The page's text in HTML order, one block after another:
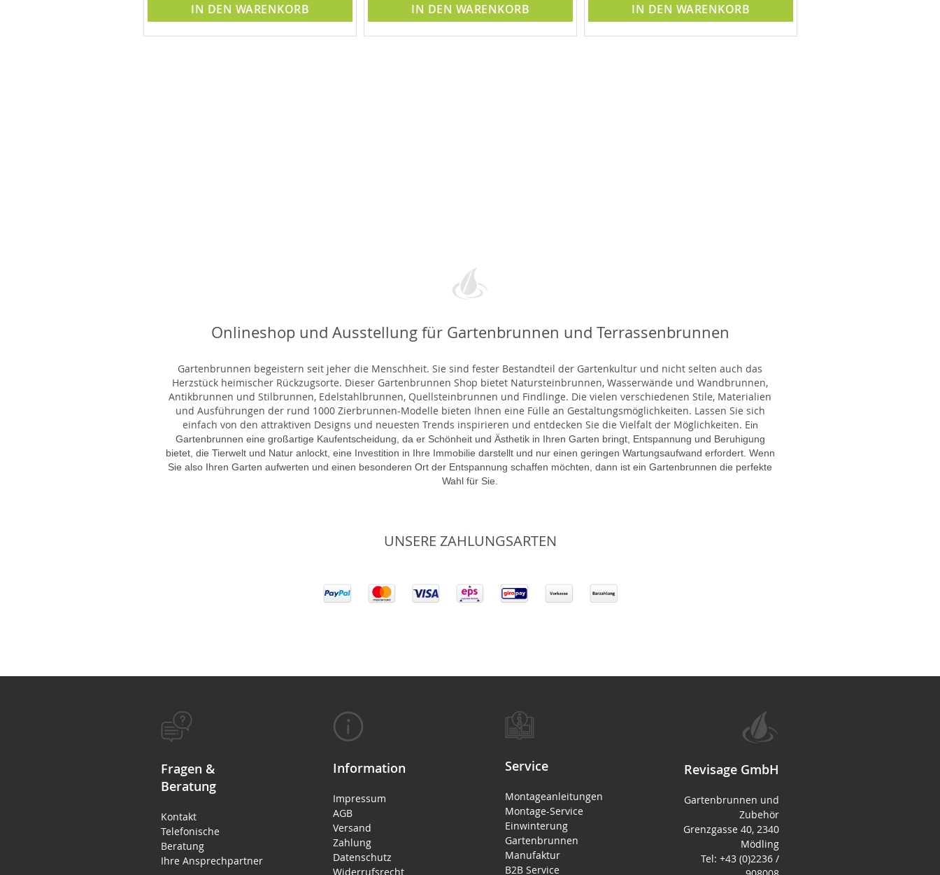
IN DEN WARENKORB IN DEN WARENKORB IN DEN WARENKORB
Onlineshop und Ausstellung für Gartenbrunnen und Terrassenbrunnen
Gartenbrunnen begeistern seit jeher die Menschheit. Sie sind fester Bestandteil der Gartenkultur und nicht selten auch das
Herzstück heimischer Rückzugsorte. Dieser Gartenbrunnen Shop bietet Natursteinbrunnen, Wasserwände und Wandbrunnen,
Antikbrunnen und Stilbrunnen, Edelstahlbrunnen, Quellsteinbrunnen und Findlinge. Die vielen verschiedenen Stile, Materialien
und Ausführungen der rund 1000 Zierbrunnen-Modelle bieten Ihnen eine Fülle an Gestaltungsmöglichkeiten. Lassen Sie sich
einfach von den attraktiven Designs und neuesten Trends inspirieren und entdecken Sie die Vielfalt der Möglichkeiten. Ein
Gartenbrunnen eine großartige Kaufentscheidung, da er Schönheit und Ästhetik in Ihren Garten bringt, Entspannung und Beruhigung
bietet, die Tierwelt und Natur anlockt, eine Investition in Ihre Immobilie darstellt und nur einen geringen Wartungsaufwand erfordert. Wenn
Sie also Ihren Garten aufwerten und einen besonderen Ort der Entspannung schaffen möchten, dann ist ein Gartenbrunnen die perfekte
Wahl für Sie.
UNSERE ZAHLUNGSARTEN
Fragen &
Beratung
Kontakt
Telefonische
Beratung
Ihre Ansprechpartner
Information
Impressum
AGB
Versand
Zahlung
Datenschutz
Widerrufsrecht
Service
Montageanleitungen
Montage-Service
Einwinterung
Gartenbrunnen
Manufaktur
B2B Service
Revisage GmbH
Gartenbrunnen und
Zubehör
Grenzgasse 40, 2340
Mödling
Tel: +43 (0)2236 /